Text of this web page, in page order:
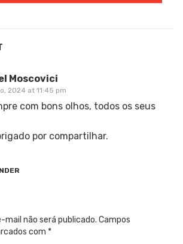
Moscovici
2024 at 11:45 pm
com bons olhos, todos os seus
por compartilhar.
mail não será publicado. Campos
com *